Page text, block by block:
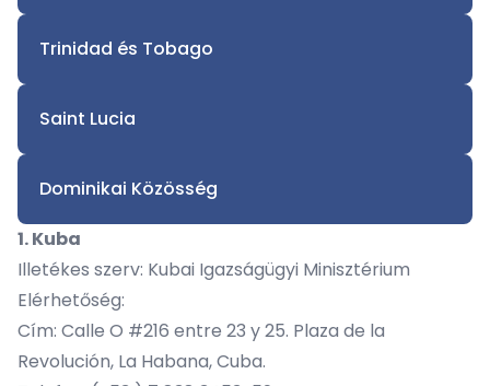
Trinidad és Tobago
Saint Lucia
Dominikai Közösség
1. Kuba
Illetékes szerv: Kubai Igazságügyi Minisztérium
Elérhetőség:
Cím: Calle O #216 entre 23 y 25. Plaza de la
Revolución, La Habana, Cuba.